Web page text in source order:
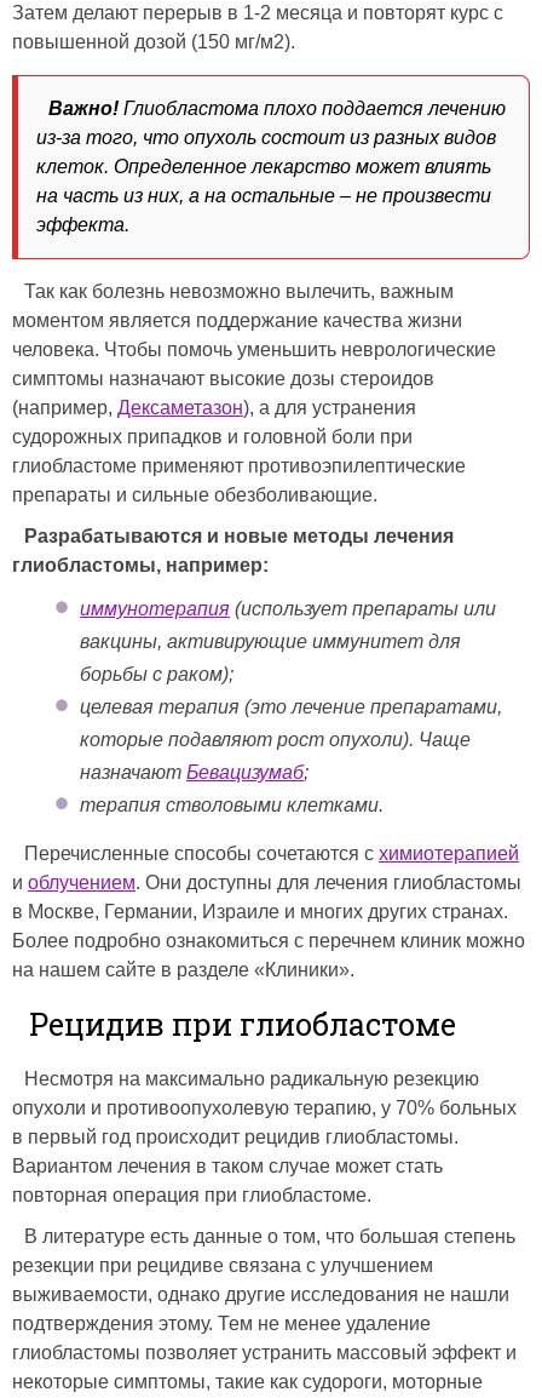
Затем делают перерыв в 1-2 месяца и повторят курс с
повышенной дозой (150 мг/м2).
Важно! Глиобластома плохо поддается лечению
из-за того, что опухоль состоит из разных видов
клеток. Определенное лекарство может влиять
на часть из них, а на остальные – не произвести
эффекта.
Так как болезнь невозможно вылечить, важным
моментом является поддержание качества жизни
человека. Чтобы помочь уменьшить неврологические
симптомы назначают высокие дозы стероидов
(например, Дексаметазон), а для устранения
судорожных припадков и головной боли при
глиобластоме применяют противоэпилептические
препараты и сильные обезболивающие.
Разрабатываются и новые методы лечения
глиобластомы, например:
иммунотерапия (использует препараты или
вакцины, активирующие иммунитет для
борьбы с раком);
целевая терапия (это лечение препаратами,
которые подавляют рост опухоли). Чаще
назначают Бевацизумаб;
терапия стволовыми клетками.
Перечисленные способы сочетаются с химиотерапией
и облучением. Они доступны для лечения глиобластомы
в Москве, Германии, Израиле и многих других странах.
Более подробно ознакомиться с перечнем клиник можно
на нашем сайте в разделе «Клиники».
Рецидив при глиобластоме
Несмотря на максимально радикальную резекцию
опухоли и противоопухолевую терапию, у 70% больных
в первый год происходит рецидив глиобластомы.
Вариантом лечения в таком случае может стать
повторная операция при глиобластоме.
В литературе есть данные о том, что большая степень
резекции при рецидиве связана с улучшением
выживаемости, однако другие исследования не нашли
подтверждения этому. Тем не менее удаление
глиобластомы позволяет устранить массовый эффект и
некоторые симптомы, такие как судороги, моторные